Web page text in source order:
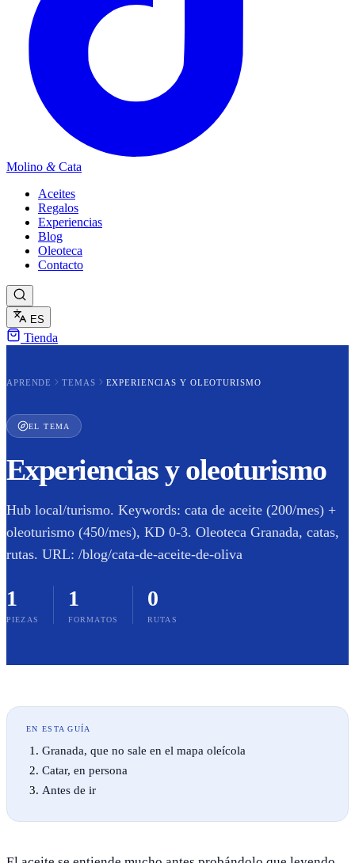
Molino &Cata
Aceites
Regalos
Experiencias
Blog
Oleoteca
Contacto
ES
Tienda
APRENDE TEMAS EXPERIENCIAS Y OLEOTURISMO
EL TEMA
Experiencias y oleoturismo
Hub local/turismo. Keywords: cata de aceite (200/mes) +
oleoturismo (450/mes), KD 0-3. Oleoteca Granada, catas,
rutas. URL: /blog/cata-de-aceite-de-oliva
1
PIEZAS
1
FORMATOS
0
RUTAS
EN ESTA GUÍA
Granada, que no sale en el mapa oleícola
Catar, en persona
Antes de ir